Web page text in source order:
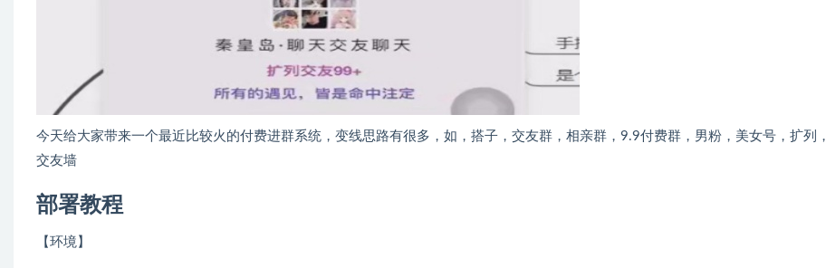
今天给大家带来一个最近比较火的付费进群系统，变线思路有很多，如，搭子，交友群，相亲群，9.9付费群，男粉，美女号，扩列，
交友墙
部署教程
【环境】